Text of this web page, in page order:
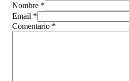
Nombre *
Email *
Comentario *